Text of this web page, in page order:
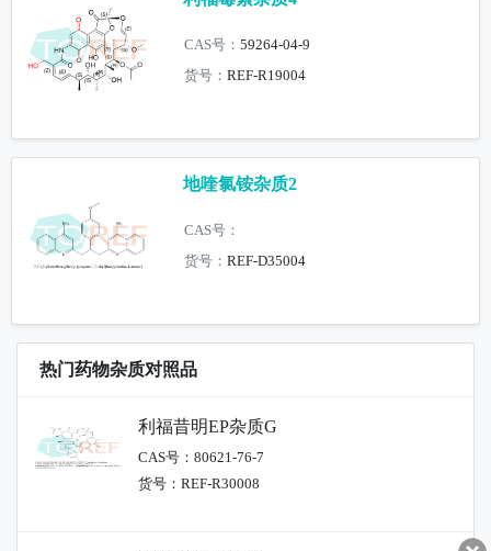
CAS号：59264-04-9
货号：REF-R19004
地喹氯铵杂质2
CAS号：
货号：REF-D35004
热门药物杂质对照品
利福昔明EP杂质G
CAS号：80621-76-7
货号：REF-R30008